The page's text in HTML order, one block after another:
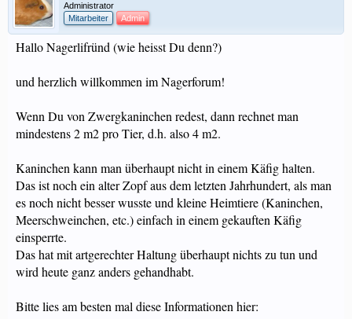
Administrator
Mitarbeiter
Admin
Hallo Nagerlifründ (wie heisst Du denn?)
und herzlich willkommen im Nagerforum!
Wenn Du von Zwergkaninchen redest, dann rechnet man
mindestens 2 m2 pro Tier, d.h. also 4 m2.
Kaninchen kann man überhaupt nicht in einem Käfig halten.
Das ist noch ein alter Zopf aus dem letzten Jahrhundert, als man
es noch nicht besser wusste und kleine Heimtiere (Kaninchen,
Meerschweinchen, etc.) einfach in einem gekauften Käfig
einsperrte.
Das hat mit artgerechter Haltung überhaupt nichts zu tun und
wird heute ganz anders gehandhabt.
Bitte lies am besten mal diese Informationen hier: